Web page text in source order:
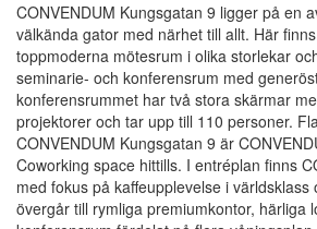
CONVENDUM Kungsgatan 9 ligger på en
välkända gator med närhet till allt. Här
toppmoderna mötesrum i olika storlekar
seminarie- och konferensrum med
konferensrummet har två stora skärmar
projektorer och tar upp till 110 personer.
CONVENDUM Kungsgatan 9 är
Coworking space hittills. I entréplan finns
med fokus på kaffeupplevelse i världsklass
övergår till rymliga premiumkontor, härliga